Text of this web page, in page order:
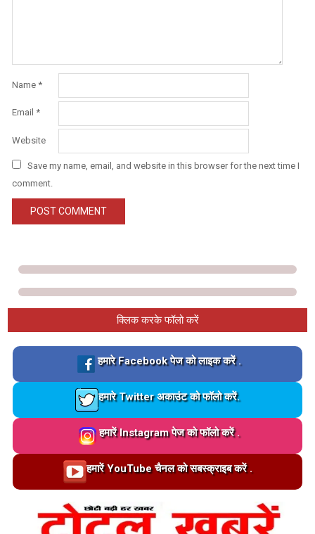
Name *
Email *
Website
Save my name, email, and website in this browser for the next time I
comment.
क्लिक करके फॉलो करें
Loading…
हमारे Facebook पेज को लाइक करें .
Loading…
हमारे Twitter अकाउंट को फॉलो करें.
Loading…
हमारें Instagram पेज को फॉलो करें .
Loading…हमारें YouTube चैनल को सबस्क्राइब करें .